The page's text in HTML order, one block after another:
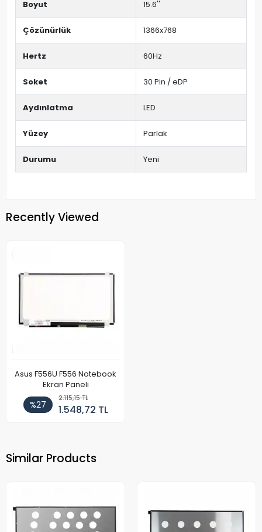
Boyut 15.6''
Çözünürlük 1366x768
Hertz 60Hz
Soket 30 Pin / eDP
Aydınlatma LED
Yüzey Parlak
Durumu Yeni
Recently Viewed
Asus F556U F556 Notebook
Ekran Paneli
%27
2.115,15 TL
1.548,72 TL
Similar Products